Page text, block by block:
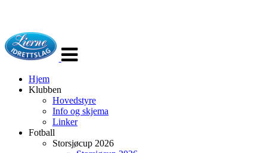
navigasjon
Hjem
Klubben
Hovedstyre
Info og skjema
Linker
Fotball
Storsjøcup 2026